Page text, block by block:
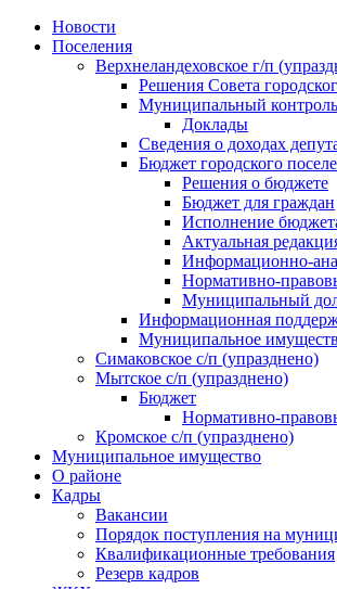
Skip
Новости
Поселения
Верхнеландеховское г/п
Решения Совета
Муниципальный контроль
Доклады
Сведения о доходах
Бюджет городского
Решения о бюджете
Бюджет для граждан
Исполнение
Актуальная
Информационно-
Нормативно-
Муниципальный
Информационная
Муниципальное
Симаковское с/п (упразднено)
Мытское с/п (упразднено)
Бюджет
Нормативно-
Кромское с/п (упразднено)
Муниципальное имущество
О районе
Кадры
Вакансии
Порядок поступления на
Квалификационные требования
Резерв кадров